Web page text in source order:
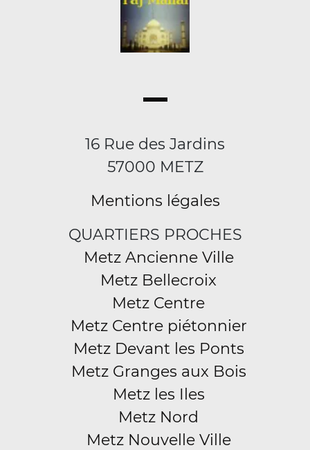
16 Rue des Jardins
57000 METZ
Mentions légales
QUARTIERS PROCHES
Metz Ancienne Ville
Metz Bellecroix
Metz Centre
Metz Centre piétonnier
Metz Devant les Ponts
Metz Granges aux Bois
Metz les Iles
Metz Nord
Metz Nouvelle Ville